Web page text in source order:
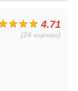
4.71
(24 оценки)